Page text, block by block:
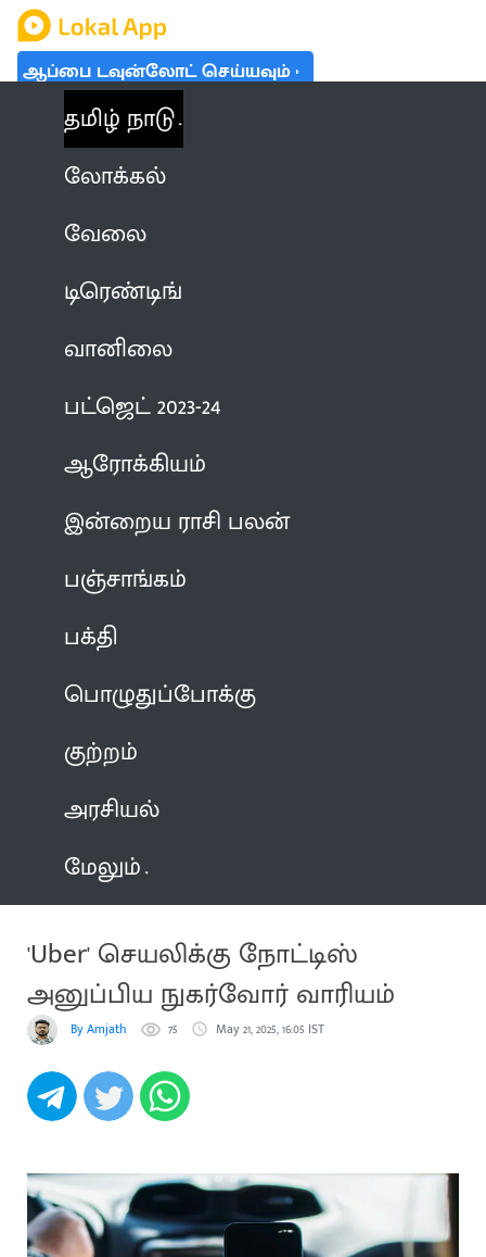
ஆப்பை டவுன்லோட் செய்யவும்
தமிழ் நாடு
லோக்கல்
வேலை
டிரெண்டிங்
வானிலை
பட்ஜெட் 2023-24
ஆரோக்கியம்
இன்றைய ராசி பலன்
பஞ்சாங்கம்
பக்தி
பொழுதுப்போக்கு
குற்றம்
அரசியல்
மேலும்
'Uber' செயலிக்கு நோட்டிஸ்
அனுப்பிய நுகர்வோர் வாரியம்
By Amjath 75 May 21, 2025, 16:05 IST